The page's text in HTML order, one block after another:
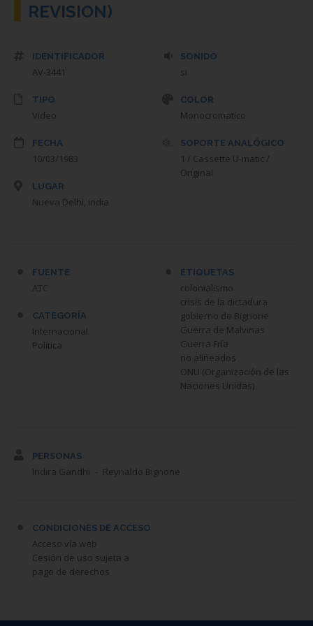
REVISION)
IDENTIFICADOR
AV-3441
TIPO
Video
FECHA
10/03/1983
LUGAR
Nueva Delhi, India
SONIDO
si
COLOR
Monocromatico
SOPORTE ANALÓGICO
1 / Cassette U-matic /
Original
FUENTE
ATC
CATEGORÍA
Internacional
Política
ETIQUETAS
colonialismo
crisis de la dictadura
gobierno de Bignone
Guerra de Malvinas
Guerra Fría
no alineados
ONU (Organización de las
Naciones Unidas)
PERSONAS
Indira Gandhi Reynaldo Bignone
CONDICIONES DE ACCESO
Acceso vía web
Cesión de uso sujeta a
pago de derechos